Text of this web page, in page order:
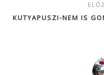
KUTYAPUSZI-NEM IS